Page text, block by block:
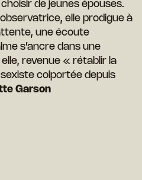
de jeunes épouses.
elle prodigue à
une écoute
s’ancre dans une
revenue « rétablir la
colportée depuis
Garson